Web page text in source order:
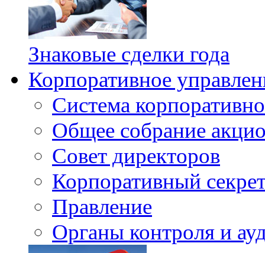
Знаковые сделки года
Корпоративное
Система
Общее собрание
Совет директоров
Корпоративный
Правление
Органы контроля и